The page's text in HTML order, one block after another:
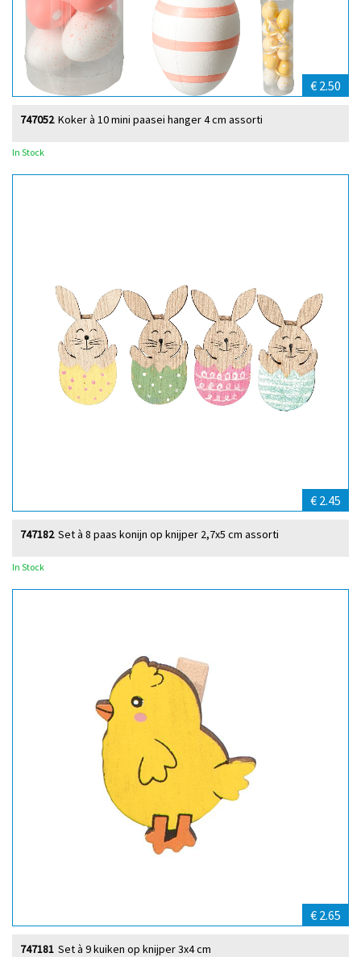
€ 2.50
Koker à 10 mini paasei hanger 4 cm assorti
747052
In Stock
€ 2.45
Set à 8 paas konijn op knijper 2,7x5 cm assorti
747182
In Stock
€ 2.65
Set à 9 kuiken op knijper 3x4 cm
747181